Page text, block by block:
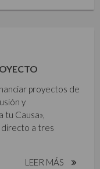
proyectos de
y
tu Causa»,
directo a tres
LEER MÁS